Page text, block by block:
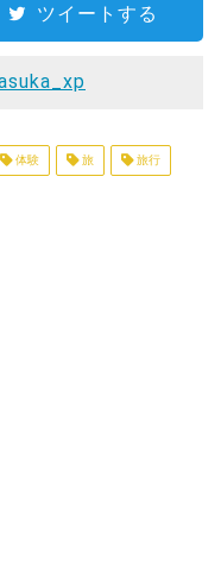
ツイートする
体験 旅 旅行